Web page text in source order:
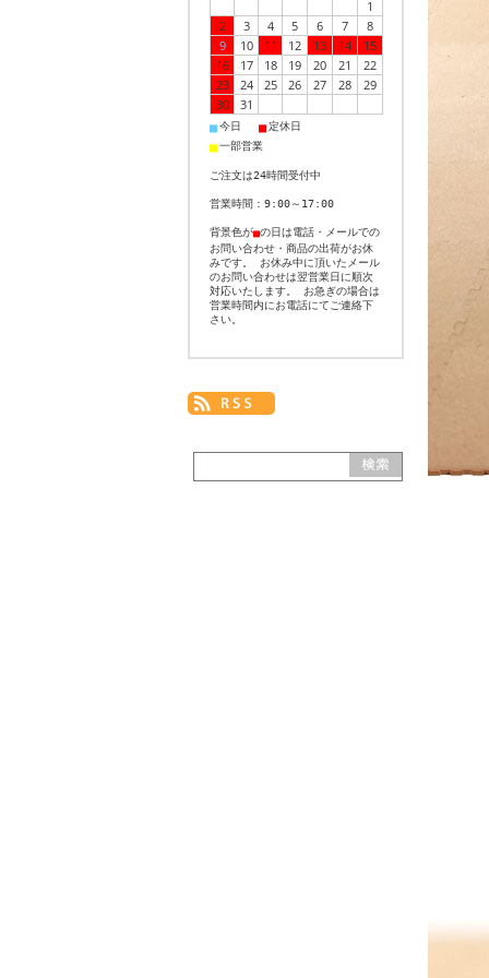
1
2
3 4 5 6 7
8
9
10 11 12 13 14
15
16
17 18 19 20 21
22
23
24 25 26 27 28
29
30
31
■今日 ■定休日
■一部営業
ご注文は24時間受付中
営業時間：9:00～17:00
背景色が■の日は電話・メールでの
お問い合わせ・商品の出荷がお休
みです。 お休み中に頂いたメール
のお問い合わせは翌営業日に順次
対応いたします。 お急ぎの場合は
営業時間内にお電話にてご連絡下
さい。